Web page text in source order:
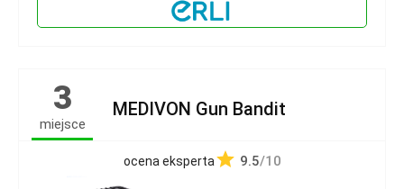
3
miejsce
MEDIVON Gun Bandit
ocena eksperta 9.5/10